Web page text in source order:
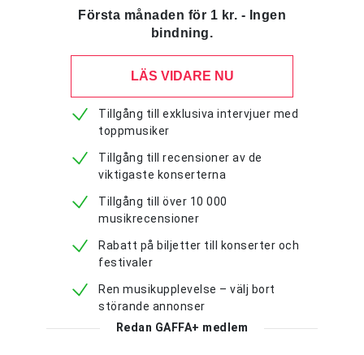
Första månaden för 1 kr. - Ingen
bindning.
LÄS VIDARE NU
Tillgång till exklusiva intervjuer med
toppmusiker
Tillgång till recensioner av de
viktigaste konserterna
Tillgång till över 10 000
musikrecensioner
Rabatt på biljetter till konserter och
festivaler
Ren musikupplevelse – välj bort
störande annonser
Redan GAFFA+ medlem